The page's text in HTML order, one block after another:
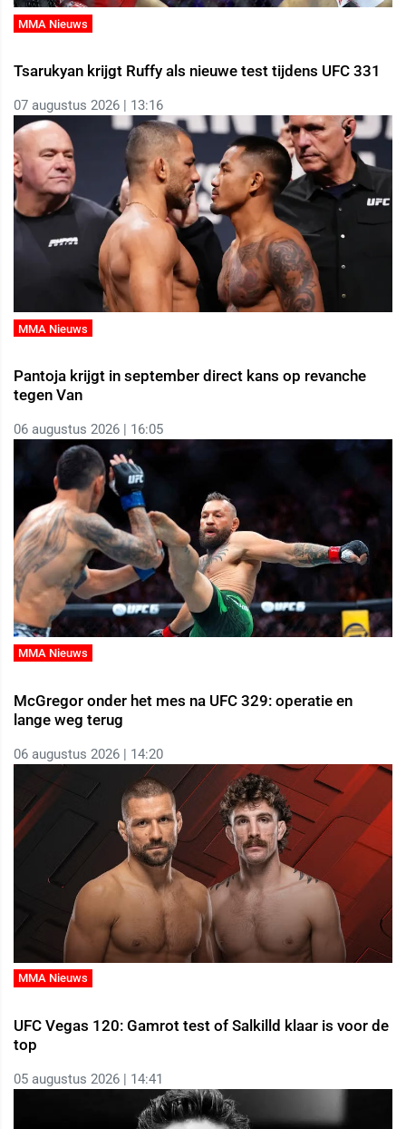
MMA Nieuws
Tsarukyan krijgt Ruffy als nieuwe test tijdens UFC 331
07 augustus 2026 | 13:16
MMA Nieuws
Pantoja krijgt in september direct kans op revanche
tegen Van
06 augustus 2026 | 16:05
MMA Nieuws
McGregor onder het mes na UFC 329: operatie en
lange weg terug
06 augustus 2026 | 14:20
MMA Nieuws
UFC Vegas 120: Gamrot test of Salkilld klaar is voor de
top
05 augustus 2026 | 14:41